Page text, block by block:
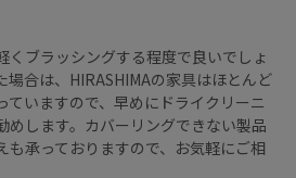
くブラッシングする程度で良いでしょ
場合は、HIRASHIMAの家具はほとんど
ていますので、早めにドライクリーニ
めします。カバーリングできない製品
も承っておりますので、お気軽にご相